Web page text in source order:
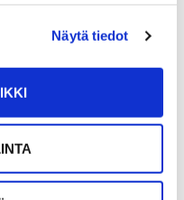
Näytä tiedot
, 2634013-4